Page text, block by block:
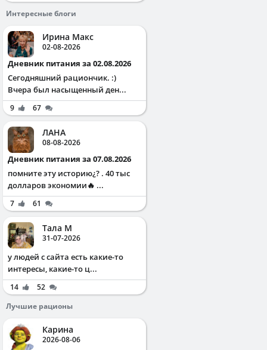
Интересные блоги
Ирина Макс
02-08-2026
Дневник питания за 02.08.2026
Сегодняшний рациончик. :)
Вчера был насыщенный ден...
9 67
ЛАНА
08-08-2026
Дневник питания за 07.08.2026
помните эту историю¿? . 40 тыс
долларов экономии🔥 ...
7 61
Тала М
31-07-2026
у людей с сайта есть какие-то
интересы, какие-то ц...
14
52
Лучшие рационы
Карина
2026-08-06